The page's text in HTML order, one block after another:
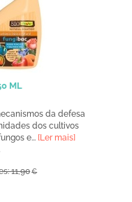
ML
da defesa
dos cultivos
e... [Ler mais]
11,90€